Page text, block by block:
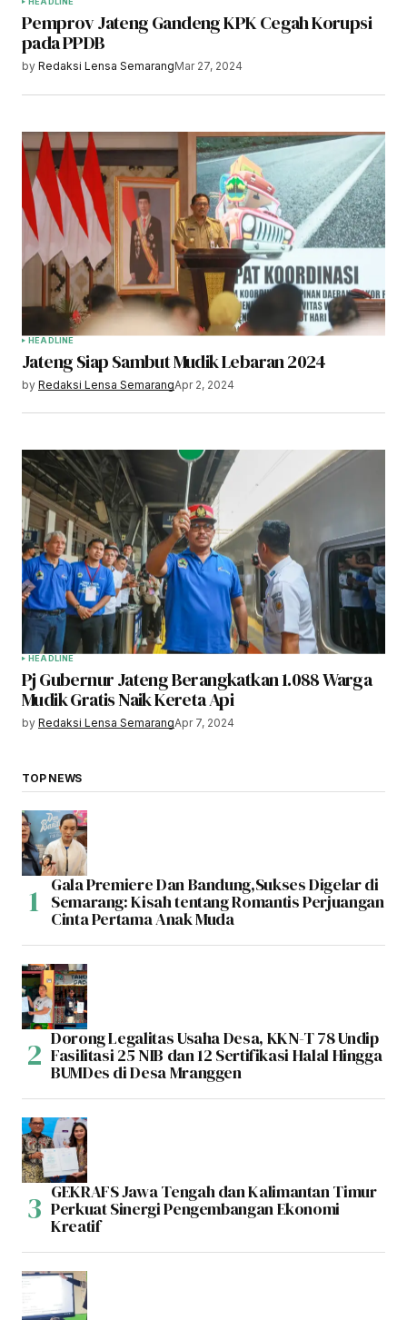
Pemprov Jateng Gandeng KPK Cegah Korupsi
pada PPDB
by Redaksi Lensa SemarangMar 27, 2024
HEADLINE
Jateng Siap Sambut Mudik Lebaran 2024
by Redaksi Lensa SemarangApr 2, 2024
HEADLINE
Pj Gubernur Jateng Berangkatkan 1.088 Warga
Mudik Gratis Naik Kereta Api
by Redaksi Lensa SemarangApr 7, 2024
TOP NEWS
Gala Premiere Dan Bandung,Sukses Digelar di
Semarang: Kisah tentang Romantis Perjuangan
Cinta Pertama Anak Muda
Dorong Legalitas Usaha Desa, KKN-T 78 Undip
Fasilitasi 25 NIB dan 12 Sertifikasi Halal Hingga
BUMDes di Desa Mranggen
GEKRAFS Jawa Tengah dan Kalimantan Timur
Perkuat Sinergi Pengembangan Ekonomi
Kreatif